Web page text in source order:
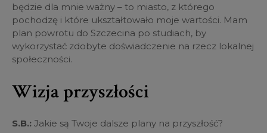
będzie dla mnie ważny – to miasto, z którego
pochodzę i które ukształtowało moje wartości. Mam
plan powrotu do Szczecina po studiach, by
wykorzystać zdobyte doświadczenie na rzecz lokalnej
społeczności.
Wizja przyszłości
S.B.: Jakie są Twoje dalsze plany na przyszłość?